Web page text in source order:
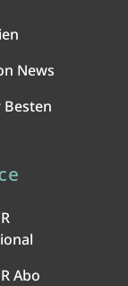
News
Besten
Abo